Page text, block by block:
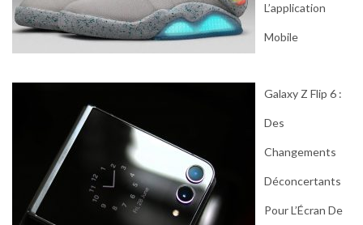
L’application
Mobile
Galaxy Z Flip 6 :
Des
Changements
Déconcertants
Pour L’Écran De